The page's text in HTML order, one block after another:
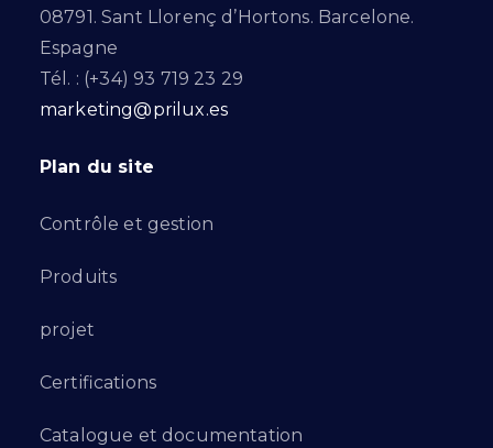
08791. Sant Llorenç d’Hortons. Barcelone.
Espagne
Tél. : (+34) 93 719 23 29
marketing@prilux.es
Plan du site
Contrôle et gestion
Produits
projet
Certifications
Catalogue et documentation